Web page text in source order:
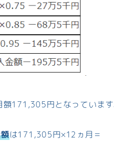
171,305円となっています
は171,305円×12ヵ月＝